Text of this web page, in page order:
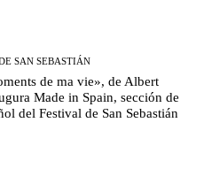
SAN SEBASTIÁN
de ma vie», de Albert
Made in Spain, sección de
del Festival de San Sebastián